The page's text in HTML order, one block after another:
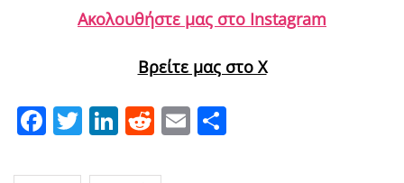
Ακολουθήστε μας στο Instagram
Βρείτε μας στο X
Facebook
Twitter
LinkedIn
Reddit
Email